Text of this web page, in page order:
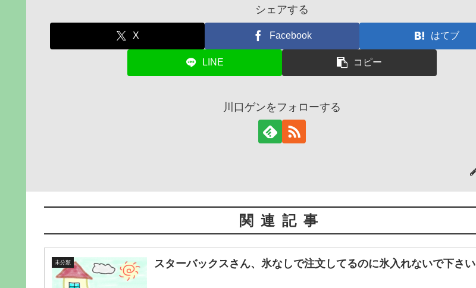
シェアする
X Facebook はてブ
LINE コピー
川口ゲンをフォローする
関連記事
未分類 スターバックスさん、氷なしで注文してるのに氷入れないで下さい